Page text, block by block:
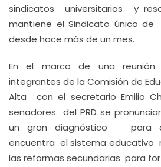
sindicatos universitarios y
mantiene el Sindicato único de
desde hace más de un mes.
En el marco de una
integrantes de la Comisión de
Alta con el secretario Emilio
senadores del PRD se
un gran diagnóstico para
encuentra el sistema educativo
las reformas secundarias para